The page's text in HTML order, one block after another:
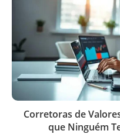
Corretoras de
que Ninguém